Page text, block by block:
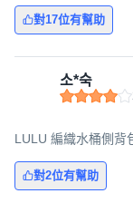
對17位有幫助
소*숙
LULU 編織水桶側背
對2位有幫助